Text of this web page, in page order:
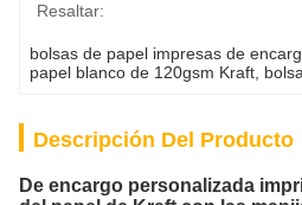
Resaltar:
bolsas de papel impresas de
papel blanco de 120gsm Kraft
Descripción Del Producto
De encargo personalizada